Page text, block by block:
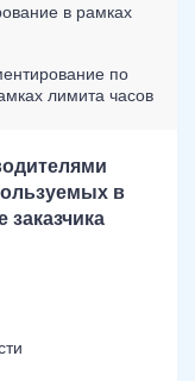
в рамках
по
лимита часов
в
заказчика